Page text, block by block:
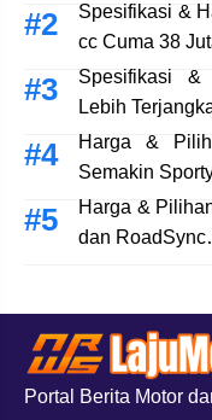
Spesifikasi &
cc Cuma 38
Spesifikasi &
Lebih
Harga &
Semakin
Harga &
dan
Portal Berita Motor